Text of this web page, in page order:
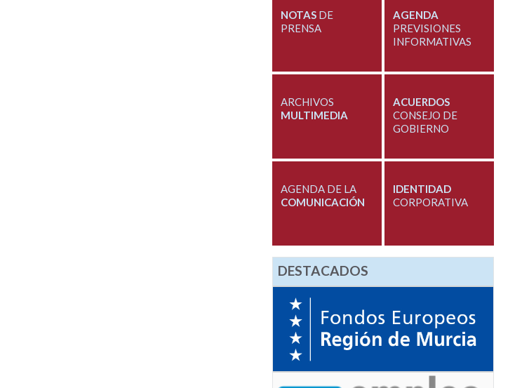
NOTASDE
PRENSA
AGENDA
PREVISIONES
INFORMATIVAS
ARCHIVOS
MULTIMEDIA
ACUERDOS
CONSEJO DE
GOBIERNO
AGENDA DE LA
COMUNICACIÓN
IDENTIDAD
CORPORATIVA
DESTACADOS